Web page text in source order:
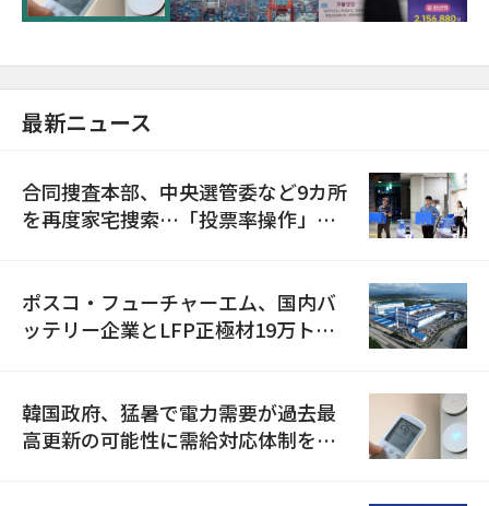
最新ニュース
合同捜査本部、中央選管委など9カ所
を再度家宅捜索…「投票率操作」の
ポスコ・フューチャーエム、国内バ
ッテリー企業とLFP正極材19万トン
韓国政府、猛暑で電力需要が過去最
高更新の可能性に需給対応体制を点